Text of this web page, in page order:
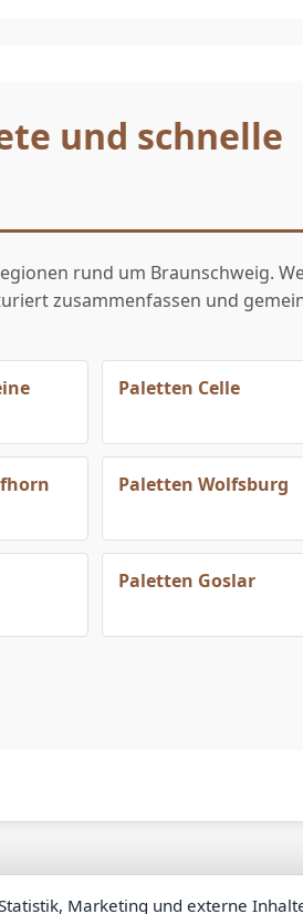
und schnelle
rund um Braunschweig.
zusammenfassen und
Paletten Celle
Paletten Wolfsburg
Paletten Goslar
Marketing und externe